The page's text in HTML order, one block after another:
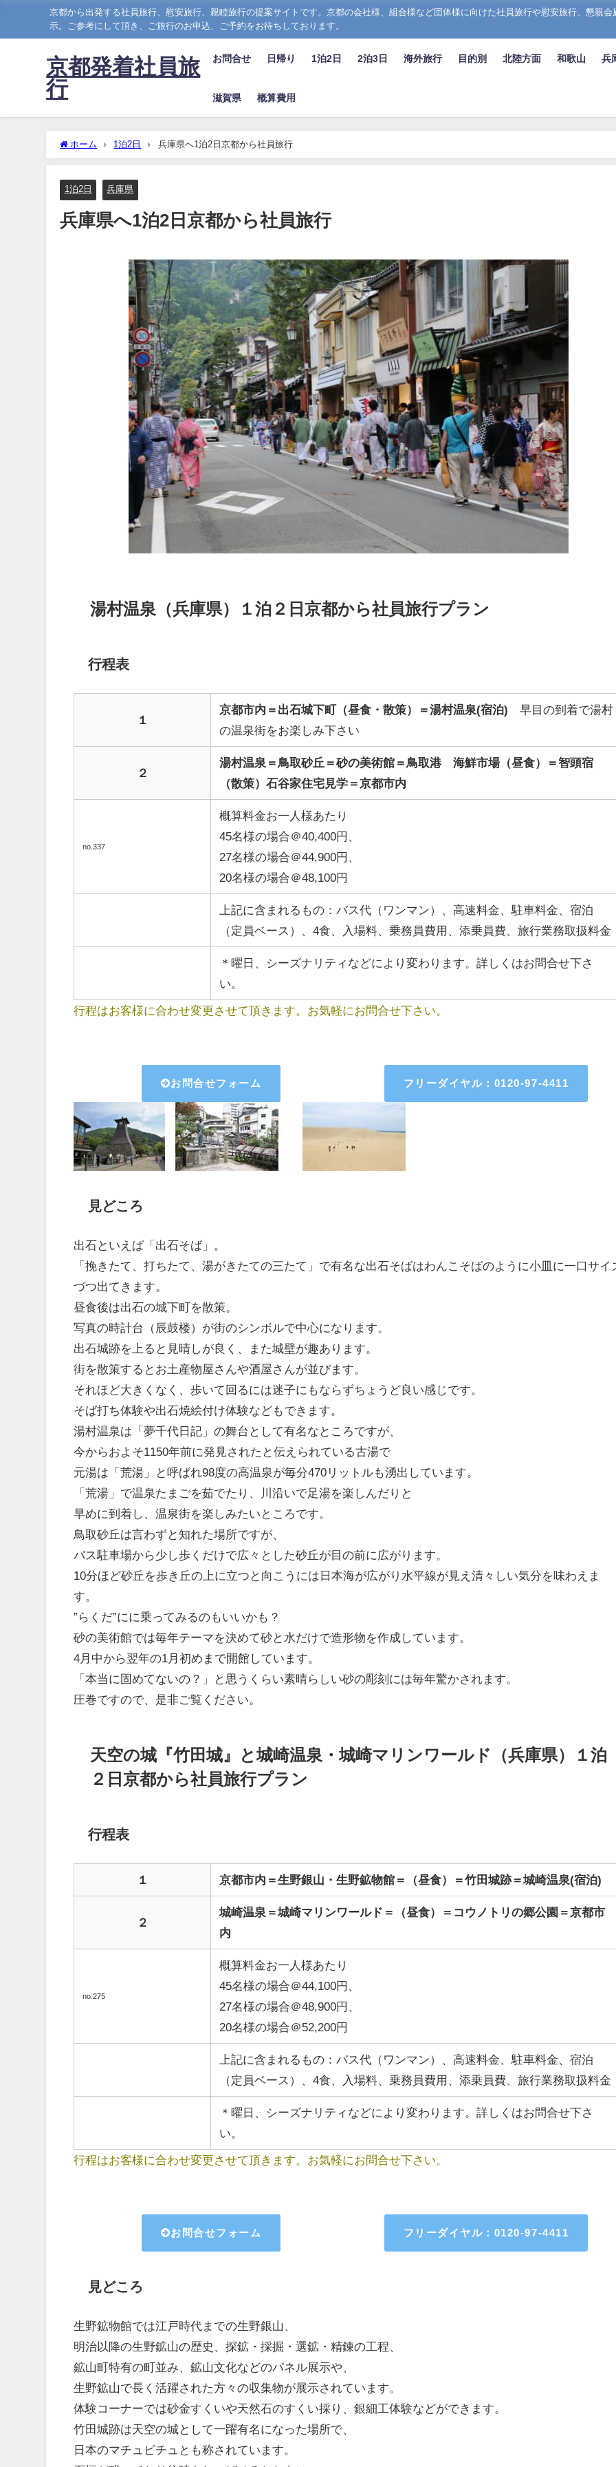
京都から出発する社員旅行、慰安旅行、親睦旅行の提案サイトです。京都の会社様、組合様など団体様に向けた社員旅行や慰安旅行、懇親
示。ご参考にして頂き、ご旅行のお申込、ご予約をお待ちしております。
京都発着社員旅
行
お問合せ 日帰り 1泊2日 2泊3日 海外旅行 目的別 北陸方面 和歌山 兵
滋賀県 概算費用
ホーム 1泊2日 兵庫県へ1泊2日京都から社員旅行
1泊2日 兵庫県
兵庫県へ1泊2日京都から社員旅行
湯村温泉（兵庫県）１泊２日京都から社員旅行プラン
行程表
１
京都市内＝出石城下町（昼食・散策）＝湯村温泉(宿泊)早目の到着で湯村
の温泉街をお楽しみ下さい
２
湯村温泉＝鳥取砂丘＝砂の美術館＝鳥取港 海鮮市場（昼食）＝智頭宿
（散策）石谷家住宅見学＝京都市内
no.337
概算料金お一人様あたり
45名様の場合＠40,400円、
27名様の場合＠44,900円、
20名様の場合＠48,100円
上記に含まれるもの：バス代（ワンマン）、高速料金、駐車料金、宿泊
（定員ベース）、4食、入場料、乗務員費用、添乗員費、旅行業務取扱料金
＊曜日、シーズナリティなどにより変わります。詳しくはお問合せ下さ
い。
行程はお客様に合わせ変更させて頂きます。お気軽にお問合せ下さい。
お問合せフォーム フリーダイヤル：0120-97-4411
見どころ
出石といえば「出石そば」。
「挽きたて、打ちたて、湯がきたての三たて」で有名な出石そばはわんこそばのように小皿に一口サイ
づつ出てきます。
昼食後は出石の城下町を散策。
写真の時計台（辰鼓楼）が街のシンボルで中心になります。
出石城跡を上ると見晴しが良く、また城壁が趣あります。
街を散策するとお土産物屋さんや酒屋さんが並びます。
それほど大きくなく、歩いて回るには迷子にもならずちょうど良い感じです。
そば打ち体験や出石焼絵付け体験などもできます。
湯村温泉は「夢千代日記」の舞台として有名なところですが、
今からおよそ1150年前に発見されたと伝えられている古湯で
元湯は「荒湯」と呼ばれ98度の高温泉が毎分470リットルも湧出しています。
「荒湯」で温泉たまごを茹でたり、川沿いで足湯を楽しんだりと
早めに到着し、温泉街を楽しみたいところです。
鳥取砂丘は言わずと知れた場所ですが、
バス駐車場から少し歩くだけで広々とした砂丘が目の前に広がります。
10分ほど砂丘を歩き丘の上に立つと向こうには日本海が広がり水平線が見え清々しい気分を味わえま
す。
”らくだ”にに乗ってみるのもいいかも？
砂の美術館では毎年テーマを決めて砂と水だけで造形物を作成しています。
4月中から翌年の1月初めまで開館しています。
「本当に固めてないの？」と思うくらい素晴らしい砂の彫刻には毎年驚かされます。
圧巻ですので、是非ご覧ください。
天空の城『竹田城』と城崎温泉・城崎マリンワールド（兵庫県）１泊
２日京都から社員旅行プラン
行程表
１ 京都市内＝生野銀山・生野鉱物館＝（昼食）＝竹田城跡＝城崎温泉(宿泊)
２
城崎温泉＝城崎マリンワールド＝（昼食）＝コウノトリの郷公園＝京都市
内
no.275
概算料金お一人様あたり
45名様の場合＠44,100円、
27名様の場合＠48,900円、
20名様の場合＠52,200円
上記に含まれるもの：バス代（ワンマン）、高速料金、駐車料金、宿泊
（定員ベース）、4食、入場料、乗務員費用、添乗員費、旅行業務取扱料金
＊曜日、シーズナリティなどにより変わります。詳しくはお問合せ下さ
い。
行程はお客様に合わせ変更させて頂きます。お気軽にお問合せ下さい。
お問合せフォーム フリーダイヤル：0120-97-4411
見どころ
生野鉱物館では江戸時代までの生野銀山、
明治以降の生野鉱山の歴史、探鉱・採掘・選鉱・精錬の工程、
鉱山町特有の町並み、鉱山文化などのパネル展示や、
生野鉱山で長く活躍された方々の収集物が展示されています。
体験コーナーでは砂金すくいや天然石のすくい採り、銀細工体験などができます。
竹田城跡は天空の城として一躍有名になった場所で、
日本のマチュピチュとも称されています。